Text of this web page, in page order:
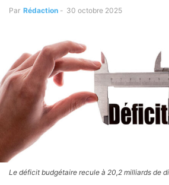
Par Rédaction - 30 octobre 2025
Le déficit budgétaire recule à 20,2 milliards de